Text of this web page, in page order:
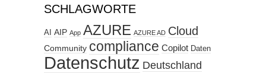
SCHLAGWORTE
AI AIP App AZURE AZURE AD Cloud
Community compliance Copilot Daten
Datenschutz Deutschland